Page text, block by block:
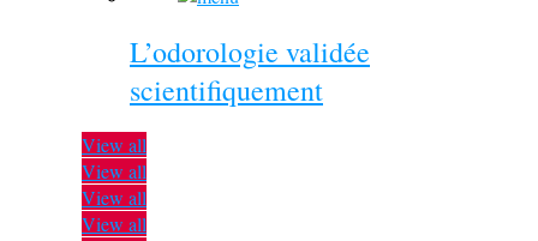
L’odorologie validée
scientifiquement
View all
View all
View all
View all